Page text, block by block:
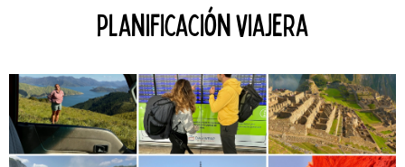
planificación viajera